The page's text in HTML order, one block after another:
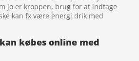
jo er kroppen, brug for at indtage
kan fx være energi drik med
købes online med